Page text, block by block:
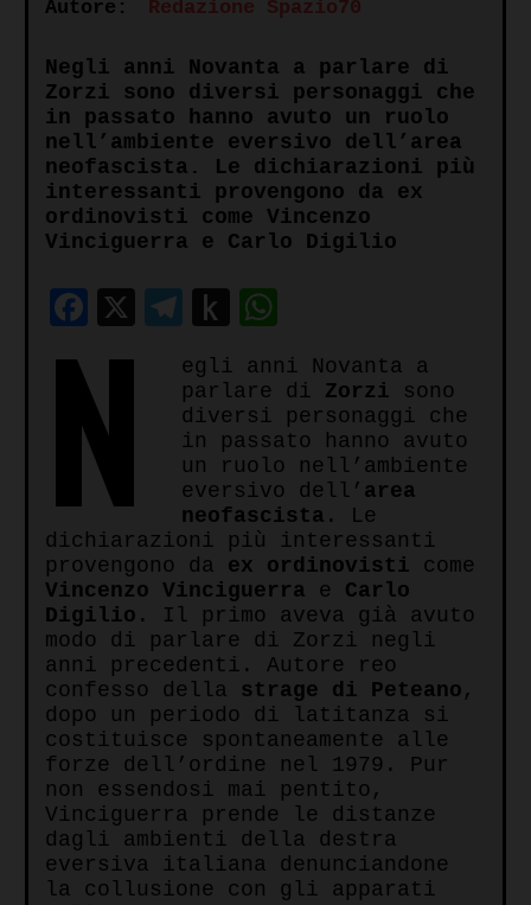
Autore: Redazione Spazio70
Negli anni Novanta a parlare di
Zorzi sono diversi personaggi che
in passato hanno avuto un ruolo
nell’ambiente eversivo dell’area
neofascista. Le dichiarazioni più
interessanti provengono da ex
ordinovisti come Vincenzo
Vinciguerra e Carlo Digilio
Facebook
X Telegram
Push
Kindle
N
egli anni Novanta a
parlare di Zorzi sono
diversi personaggi che
in passato hanno avuto
un ruolo nell’ambiente
eversivo dell’ area
neofascista . Le
dichiarazioni più interessanti
provengono da ex ordinovisti come
Vincenzo Vinciguerra e Carlo
Digilio . Il primo aveva già avuto
modo di parlare di Zorzi negli
anni precedenti. Autore reo
confesso della strage di Peteano ,
dopo un periodo di latitanza si
costituisce spontaneamente alle
forze dell’ordine nel 1979. Pur
non essendosi mai pentito,
Vinciguerra prende le distanze
dagli ambienti della destra
eversiva italiana denunciandone
la collusione con gli apparati